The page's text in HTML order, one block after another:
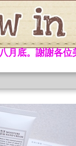
月底。謝謝各